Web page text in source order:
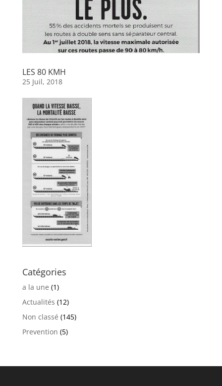
LES 80 KMH
25 Juil, 2018
Catégories
a la une (1)
Actualités (12)
Non classé (145)
Prevention (5)